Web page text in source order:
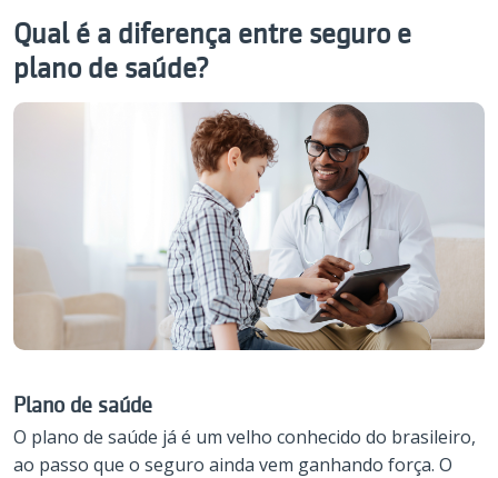
Qual é a diferença entre seguro e
plano de saúde?
Plano de saúde
O plano de saúde já é um velho conhecido do brasileiro,
ao passo que o seguro ainda vem ganhando força. O